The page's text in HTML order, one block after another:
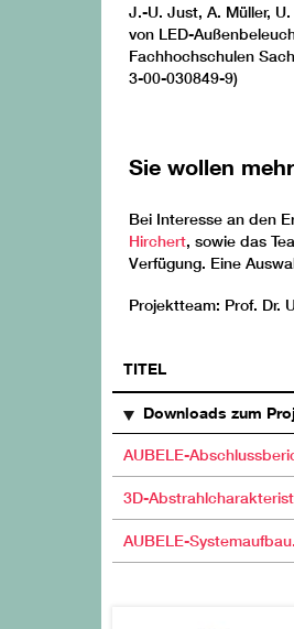
J.-U. Just, A. Müller,
von LED-
Fachhochschulen
3-00-030849-9)
Sie wollen
Bei Interesse an den
Hirchert, sowie das
Verfügung. Eine
Projektteam: Prof. Dr.
TITEL
Downloads zum
AUBELE-
3D-
AUBELE-